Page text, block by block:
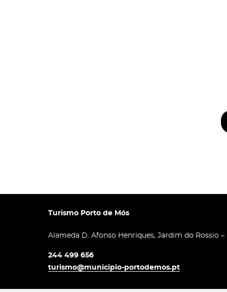
Turismo Porto de Mós
Alameda D. Afonso Henriques, Jardim do Rossio
244 499 656
turismo@municipio-portodemos.pt